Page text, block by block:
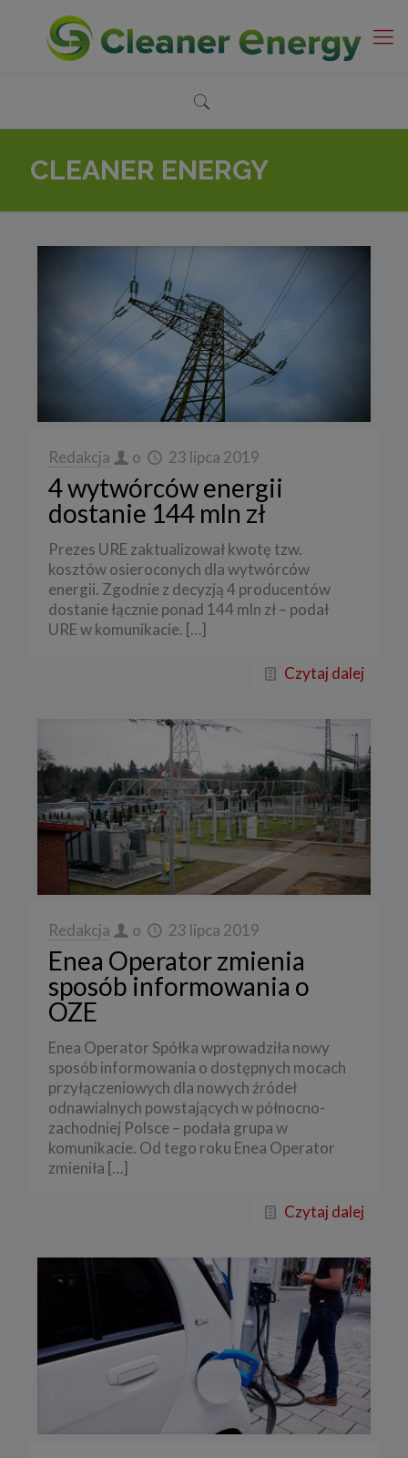
CLEANER ENERGY
Redakcja o 23 lipca 2019
4 wytwórców energii
dostanie 144 mln zł
Prezes URE zaktualizował kwotę tzw.
kosztów osieroconych dla wytwórców
energii. Zgodnie z decyzją 4 producentów
dostanie łącznie ponad 144 mln zł – podał
URE w komunikacie. […]
Czytaj dalej
Redakcja o 23 lipca 2019
Enea Operator zmienia
sposób informowania o
OZE
Enea Operator Spółka wprowadziła nowy
sposób informowania o dostępnych mocach
przyłączeniowych dla nowych źródeł
odnawialnych powstających w północno-
zachodniej Polsce – podała grupa w
komunikacie. Od tego roku Enea Operator
zmieniła […]
Czytaj dalej